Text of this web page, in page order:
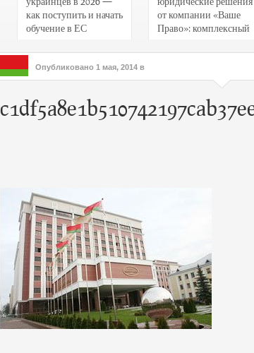
как поступить и начать
обучение в ЕС
от компании «Ваше
Право»: комплексный
интересов клиентов
Опубликовано 1 мая, 2014 в